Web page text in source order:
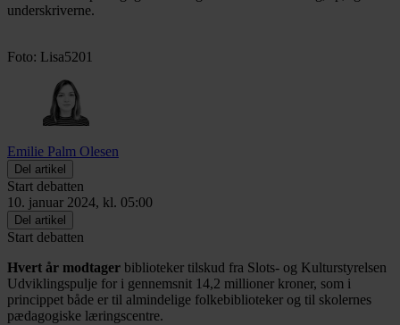
underskriverne.
Foto: Lisa5201
Emilie Palm Olesen
Del artikel
Start debatten
10. januar 2024, kl. 05:00
Del artikel
Start debatten
Hvert år modtager biblioteker tilskud fra Slots- og Kulturstyrelsen
Udviklingspulje for i gennemsnit 14,2 millioner kroner, som i
princippet både er til almindelige folkebiblioteker og til skolernes
pædagogiske læringscentre.